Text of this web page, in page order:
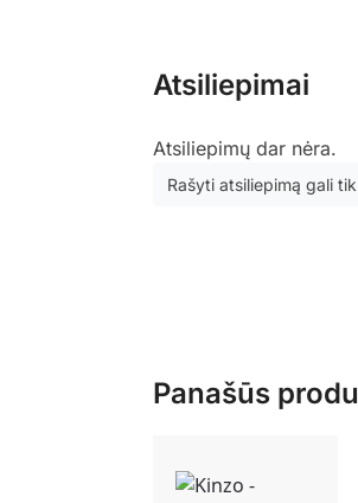
Atsiliepimai
Atsiliepimų dar nėra.
Rašyti atsiliepimą gali
Panašūs